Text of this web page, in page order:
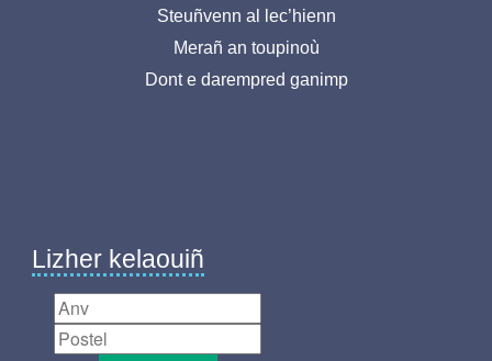
Steuñvenn al lec’hienn
Merañ an toupinoù
Dont e darempred ganimp
Lizher kelaouiñ